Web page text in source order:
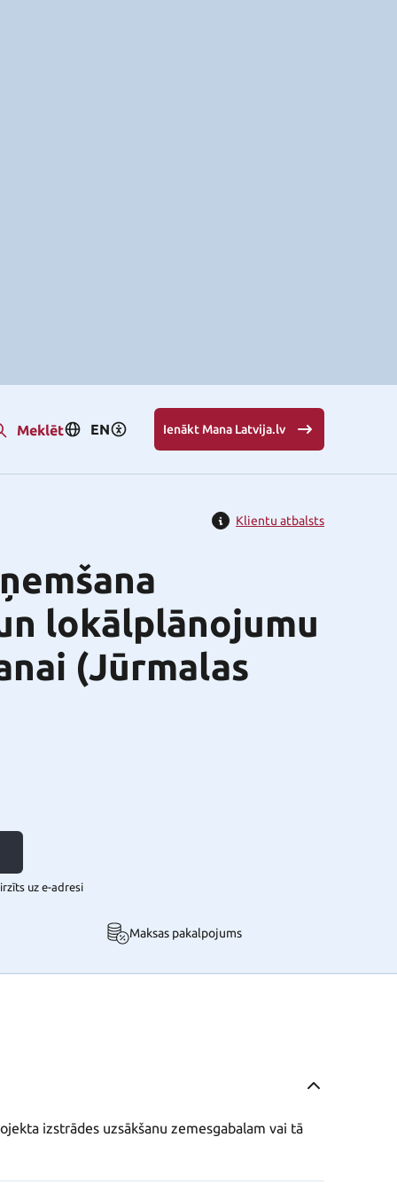
Meklēt EN Ienākt Mana Latvija.lv
Klientu atbalsts
lokālplānojumu
(Jūrmalas
uz e-adresi
Maksas pakalpojums
izstrādes uzsākšanu zemesgabalam vai tā